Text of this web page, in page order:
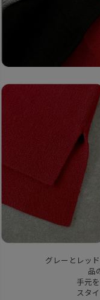
グレーとレッ
品
手元
スタ